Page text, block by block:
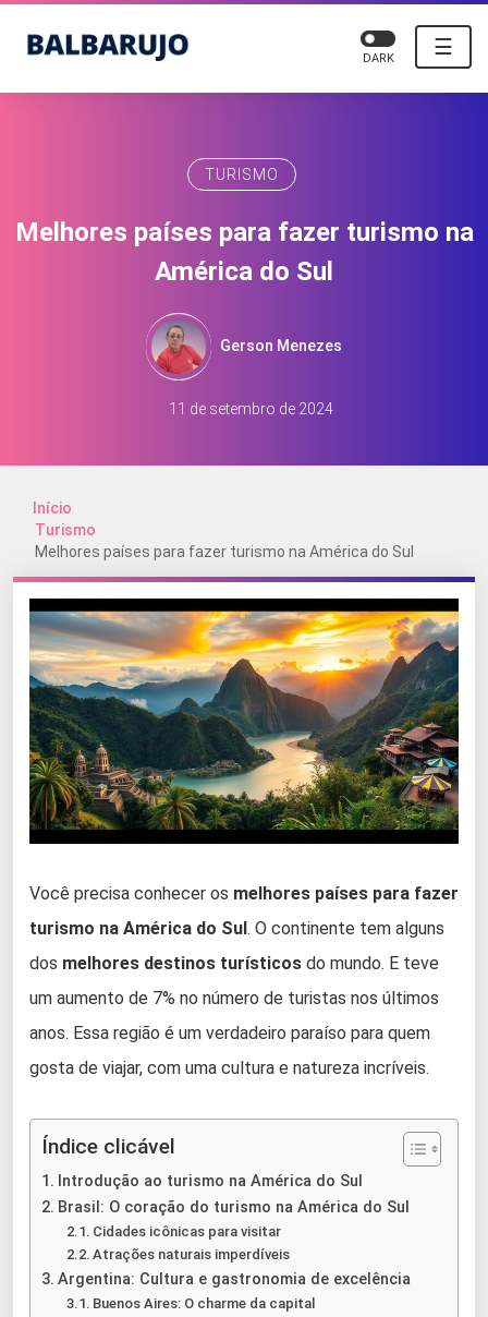
☰
DARK
TURISMO
Melhores países para fazer turismo na
América do Sul
Gerson Menezes
11 de setembro de 2024
Início
Turismo
Melhores países para fazer turismo na América do Sul
Você precisa conhecer os melhores países para fazer
turismo na América do Sul . O continente tem alguns
dos melhores destinos turísticos do mundo. E teve
um aumento de 7% no número de turistas nos últimos
anos. Essa região é um verdadeiro paraíso para quem
gosta de viajar, com uma cultura e natureza incríveis.
Índice clicável
Introdução ao turismo na América do Sul
Brasil: O coração do turismo na América do Sul
Cidades icônicas para visitar
Atrações naturais imperdíveis
Argentina: Cultura e gastronomia de excelência
Buenos Aires: O charme da capital